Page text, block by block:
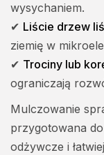
wysychaniem.
✔ Liście drzew
ziemię w
✔ Trociny lub
ograniczają
Mulczowanie
przygotowana
odżywcze i